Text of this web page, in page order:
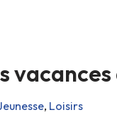
, Loisirs